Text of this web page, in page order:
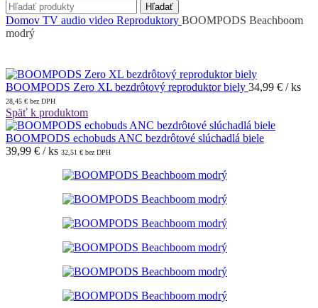
Hľadať
Domov TV audio video Reproduktory BOOMPODS Beachboom
modrý
BOOMPODS Zero XL bezdrôtový reproduktor biely 34,99 € / ks
28,45 € bez DPH
Späť k produktom
BOOMPODS echobuds ANC bezdrôtové slúchadlá biele
39,99 € / ks 32,51 € bez DPH